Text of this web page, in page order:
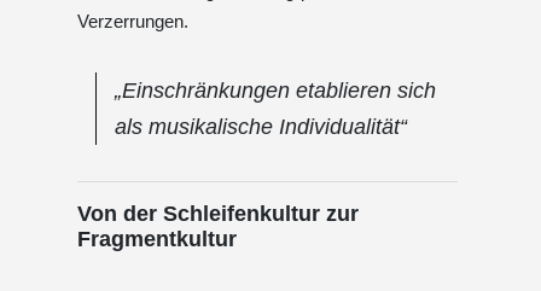
Verzerrungen.
„Einschränkungen etablieren sich
als musikalische Individualität“
Von der Schleifenkultur zur
Fragmentkultur